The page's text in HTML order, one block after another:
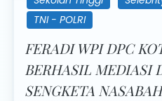
TNI - POLRI
FERADI WPI DPC
BERHASIL MEDIASI
SENGKETA